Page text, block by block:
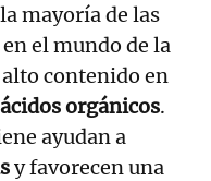
mayoría de las
el mundo de la
contenido en
orgánicos.
ayudan a
y favorecen una